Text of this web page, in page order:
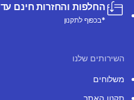
החלפות והחזרות חינם עד 365 ימים ממועד הרכישה
*בכפוף לתקנון
השירותים שלנו
משלוחים
תקנון האתר